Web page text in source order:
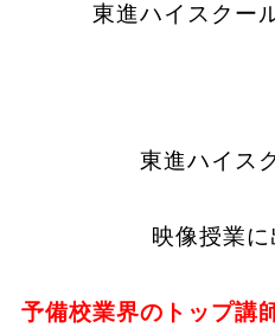
東進ハイスクー
東進ハイス
映像授業
予備校業界のトップ講